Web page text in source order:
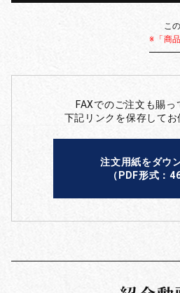
こ
※「商
FAXでのご注文も賜っ
下記リンクを保存してお
注文用紙をダウ
（PDF形式：